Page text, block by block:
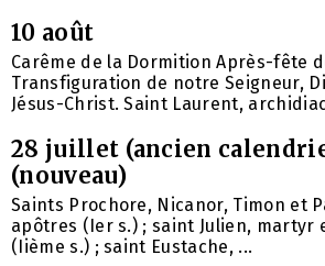
10 août
Carême de la Dormition Après-fête
Transfiguration de notre Seigneur,
Jésus-Christ. Saint Laurent,
28 juillet (ancien
(nouveau)
Saints Prochore, Nicanor, Timon et
apôtres (Ier s.) ; saint Julien, martyr
(Iième s.) ; saint Eustache, ...